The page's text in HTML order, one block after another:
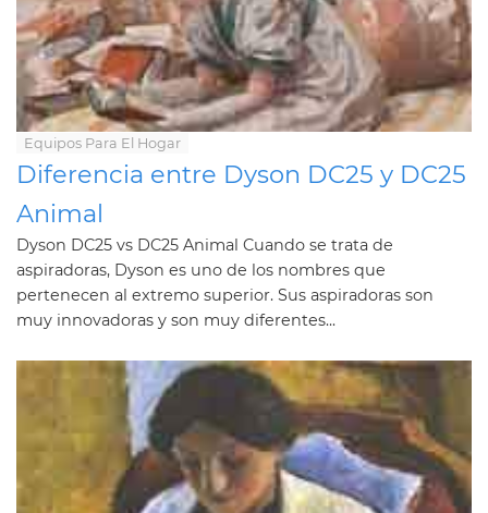
Equipos Para El Hogar
Diferencia entre Dyson DC25 y DC25
Animal
Dyson DC25 vs DC25 Animal Cuando se trata de
aspiradoras, Dyson es uno de los nombres que
pertenecen al extremo superior. Sus aspiradoras son
muy innovadoras y son muy diferentes...